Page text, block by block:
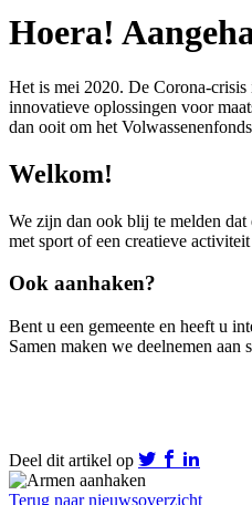
Hoera!
Het is mei 2020. De Corona-crisis
innovatieve oplossingen voor
dan ooit om het
Welkom!
We zijn dan ook blij te melden dat
met sport of een creatieve
Ook aanhaken?
Bent u een gemeente en heeft u
Samen maken we deelnemen
Deel dit artikel op
Terug naar nieuwsoverzicht